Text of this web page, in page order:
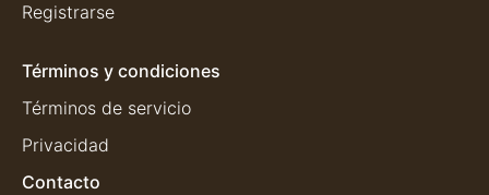
Registrarse
Términos y condiciones
Términos de servicio
Privacidad
Contacto